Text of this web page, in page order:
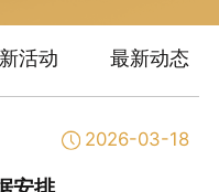
活动 最新动态
2026-03-18